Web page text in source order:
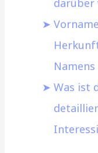
darüber
Namens
Was ist